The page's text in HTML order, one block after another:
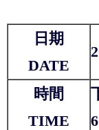
日期
DATE
時間
TIME